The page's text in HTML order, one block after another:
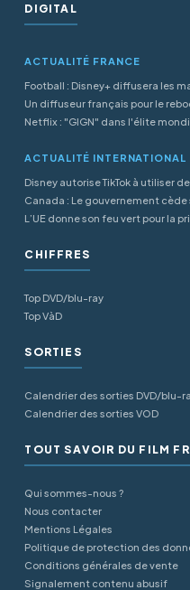
DIGITAL
ACTUALITÉ FRANCE
Football : Disney+ diffusera les
Un diffuseur français pour le
Netflix : "GIGN" dans l'élite
ACTUALITÉ INTERNATIONAL
Disney autorise TikTok à utiliser
Canada : Le gouvernement
L’UE donne son feu vert pour la
CHIFFRES
Top DVD/blu-ray
Top VàD
SORTIES
Calendrier des sorties DVD/blu-
Calendrier des sorties VOD
TOUT SAVOIR DU FILM
Qui sommes-nous ?
Nous contacter
Mentions Légales
Politique de protection des
Conditions générales de vente
Signalement contenu abusif